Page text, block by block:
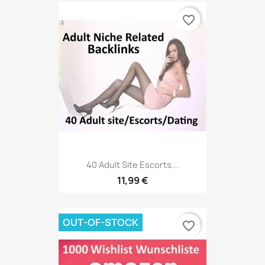
40 Adult Site Escorts...
11,99 €
favorite_border
OUT-OF-STOCK favorite_border